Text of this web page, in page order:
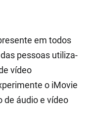
em todos
pessoas utiliza-
vídeo
o iMovie
de áudio e vídeo